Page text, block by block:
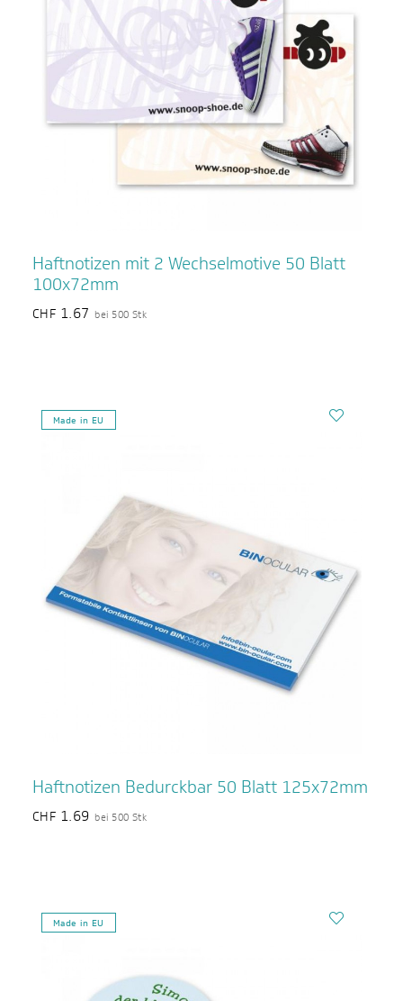
Haftnotizen mit 2 Wechselmotive 50 Blatt
100x72mm
CHF 1.67 bei 500 Stk
Made in EU
Haftnotizen Bedurckbar 50 Blatt 125x72mm
CHF 1.69 bei 500 Stk
Made in EU